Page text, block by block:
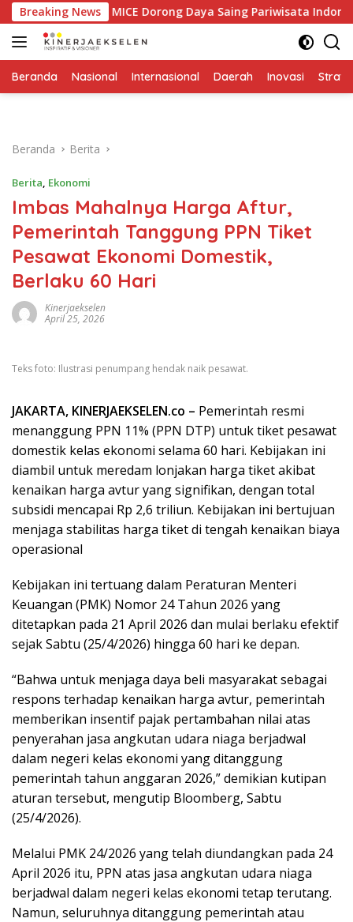
Langsung
ke
konten
Breaking News
MICE Dorong Daya Saing Pariwisata Indonesia
Beranda Nasional Internasional Daerah Inovasi
Beranda Berita
Berita, Ekonomi
Imbas Mahalnya Harga Aftur,
Pemerintah Tanggung PPN Tiket
Pesawat Ekonomi Domestik,
Berlaku 60 Hari
Kinerjaekselen
April 25, 2026
Teks foto: Ilustrasi penumpang hendak naik pesawat.
JAKARTA, KINERJAEKSELEN.co – Pemerintah resmi
menanggung PPN 11% (PPN DTP) untuk tiket pesawat
domestik kelas ekonomi selama 60 hari. Kebijakan ini
diambil untuk meredam lonjakan harga tiket akibat
kenaikan harga avtur yang signifikan, dengan total
subsidi mencapai Rp 2,6 triliun. Kebijakan ini bertujuan
menjaga stabilitas harga tiket di tengah kenaikan biaya
operasional
Kebijakan ini tertuang dalam Peraturan Menteri
Keuangan (PMK) Nomor 24 Tahun 2026 yang
ditetapkan pada 21 April 2026 dan mulai berlaku efektif
sejak Sabtu (25/4/2026) hingga 60 hari ke depan.
“Bahwa untuk menjaga daya beli masyarakat sebagai
respons terhadap kenaikan harga avtur, pemerintah
memberikan insentif pajak pertambahan nilai atas
penyerahan jasa angkutan udara niaga berjadwal
dalam negeri kelas ekonomi yang ditanggung
pemerintah tahun anggaran 2026,” demikian kutipan
aturan tersebut, mengutip Bloomberg, Sabtu
(25/4/2026).
Melalui PMK 24/2026 yang telah diundangkan pada 24
April 2026 itu, PPN atas jasa angkutan udara niaga
berjadwal dalam negeri kelas ekonomi tetap terutang.
Namun, seluruhnya ditanggung pemerintah atau